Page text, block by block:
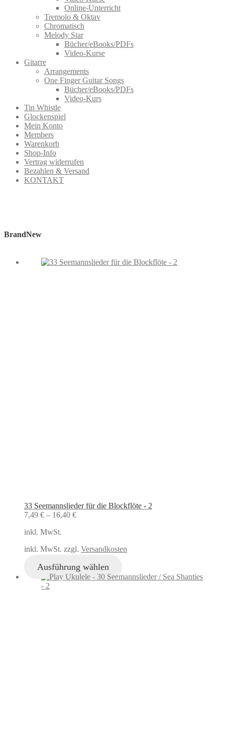
Online-Unterricht
Tremolo & Oktav
Chromatisch
Melody Star
Bücher/eBooks/PDFs
Video-Kurse
Gitarre
Arrangements
One Finger Guitar Songs
Bücher/eBooks/PDFs
Video-Kurs
Tin Whistle
Glockenspiel
Mein Konto
Members
Warenkorb
Shop-Info
Vertrag widerrufen
Bezahlen & Versand
KONTAKT
BrandNew
33 Seemannslieder für die Blockflöte - 2
7,49 € – 16,40 €
inkl. MwSt.
inkl. MwSt. zzgl. Versandkosten
Ausführung wählen